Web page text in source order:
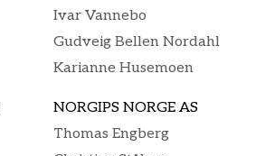
Ivar Vannebo
Gudveig Bellen Nordahl
Karianne Husemoen
NORGIPS NORGE AS
Thomas Engberg